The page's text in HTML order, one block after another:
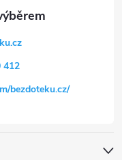
412
bezdoteku.cz/